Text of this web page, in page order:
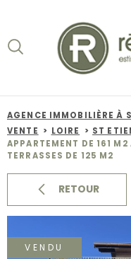
la
recherche
menu
principal
contenu
AGENCE IMMOBILIÈRE À
VENTE
LOIRE ST
APPARTEMENT DE 161
TERRASSES DE 125 M2
RETOUR
VENDU